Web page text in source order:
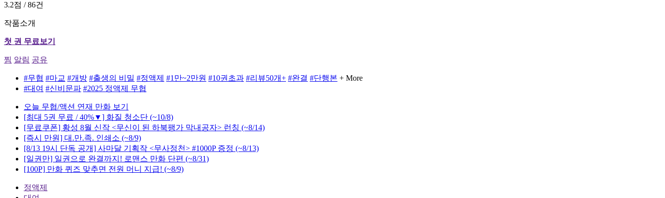
3.2점 / 86건
작품소개
첫 권 무료보기
찜 알림 공유
#무협 #마교 #개방 #출생의 비밀 #정액제 #1만~2만원 #10권초과 #리뷰50개+ #완결 #단행본 + More
#대여 #신비문파 #2025 정액제 무협
오늘 무협/액션 연재 만화 보기
[최대 5권 무료 / 40%▼] 화질 청소단 (~10/8)
[무료쿠폰] 황성 8월 신작 <무신이 된 하북팽가 막내공자> 런칭 (~8/14)
[즉시 만원] 대.만.족. 인쇄소 (~8/9)
[8/13 19시 단독 공개] 사마달 기획작 <무사정천> #1000P 증정 (~8/13)
[일권만] 일권으로 완결까지! 로맨스 만화 단편 (~8/31)
[100P] 만화 퀴즈 맞추면 전원 머니 지급! (~8/9)
정액제